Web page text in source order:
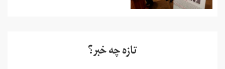
تازه چه خبر؟